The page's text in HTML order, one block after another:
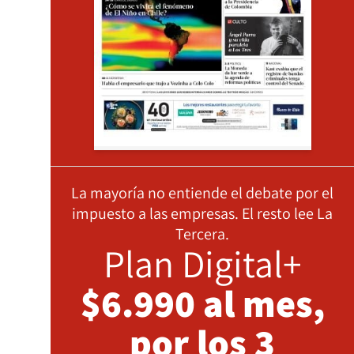
La mayoría no entiende el debate por el
impuesto a las empresas. El resto lee La
Tercera.
Plan Digital+
$6.990 al mes,
por los 3